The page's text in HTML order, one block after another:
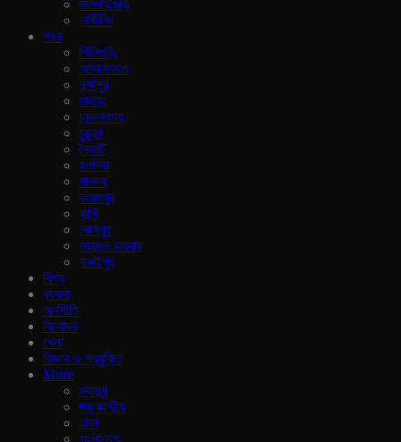
জলপাইগুড়ি
দার্জিলিং
শহর
শিলিগুড়ি
আসানসোল
দুর্গাপুর
হাওড়া
চনন্দননগর
চুচুড়া
নৈহাটি
হলদিয়া
মালদহ
বহরমপুর
কান্দি
বোলপুর
ডায়মন্ড হারবার
বারুইপুর
বিশ্ব
ব‍্যবসা
অর্থনীতি
বিনোদন
খেলা
বিজ্ঞান ও প্রযুক্তি
More
স্বাস্থ্য
জ্ম্মু কাশ্মীর
ঢাকা